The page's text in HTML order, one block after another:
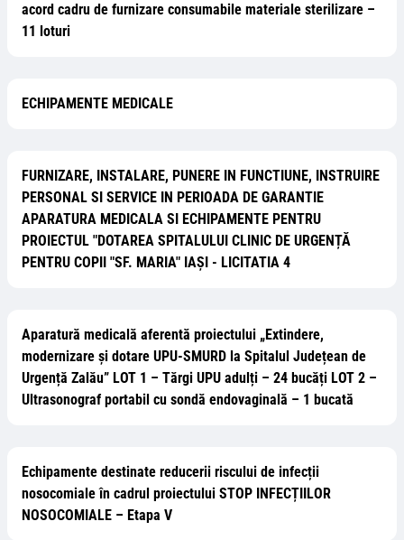
acord cadru de furnizare consumabile materiale sterilizare –
11 loturi
ECHIPAMENTE MEDICALE
FURNIZARE, INSTALARE, PUNERE IN FUNCTIUNE, INSTRUIRE
PERSONAL SI SERVICE IN PERIOADA DE GARANTIE
APARATURA MEDICALA SI ECHIPAMENTE PENTRU
PROIECTUL "DOTAREA SPITALULUI CLINIC DE URGENȚĂ
PENTRU COPII "SF. MARIA" IAȘI - LICITATIA 4
Aparatură medicală aferentă proiectului „Extindere,
modernizare și dotare UPU-SMURD la Spitalul Județean de
Urgență Zalău” LOT 1 – Tărgi UPU adulți – 24 bucăți LOT 2 –
Ultrasonograf portabil cu sondă endovaginală – 1 bucată
Echipamente destinate reducerii riscului de infecții
nosocomiale în cadrul proiectului STOP INFECȚIILOR
NOSOCOMIALE – Etapa V